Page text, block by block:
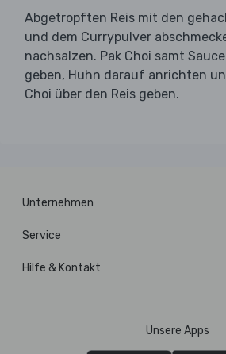
Abgetropften Reis mit den
und dem Currypulver
nachsalzen. Pak Choi samt
geben, Huhn darauf anrichten
Choi über den Reis geben.
Unternehmen
Service
Hilfe & Kontakt
Unsere Apps